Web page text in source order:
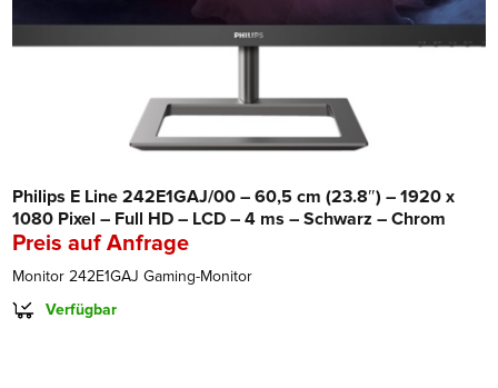
Philips E Line 242E1GAJ/00 – 60,5 cm (23.8″) – 1920 x
1080 Pixel – Full HD – LCD – 4 ms – Schwarz – Chrom
Preis auf Anfrage
Monitor 242E1GAJ Gaming-Monitor
Verfügbar